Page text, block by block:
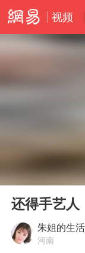
视频
Play
00:00
还得手艺人
朱姐的生
河南